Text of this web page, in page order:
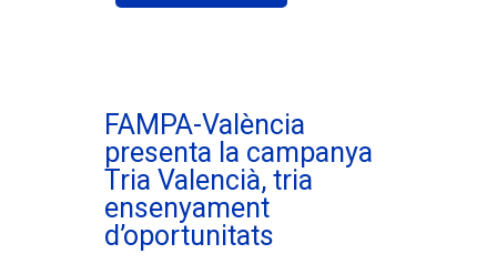
FAMPA-València
presenta la campanya
Tria Valencià, tria
ensenyament
d’oportunitats